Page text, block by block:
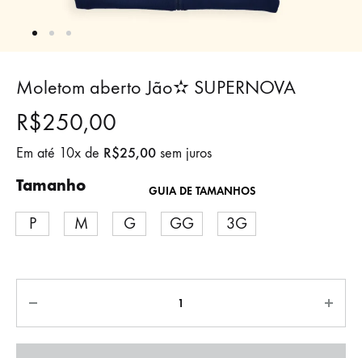
Moletom aberto Jão✫ SUPERNOVA
R$250,00
Em até 10x de R$25,00 sem juros
Tamanho
P M G GG 3G
GUIA DE TAMANHOS